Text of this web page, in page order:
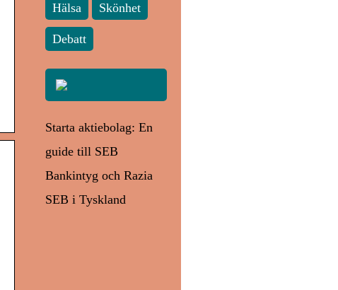
Hälsa Skönhet
Debatt
Starta aktiebolag: En
guide till SEB
Bankintyg och Razia
SEB i Tyskland